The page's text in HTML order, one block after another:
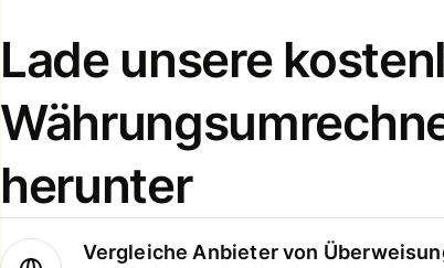
Lade unsere
herunter
Vergleiche Anbieter von